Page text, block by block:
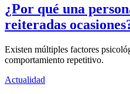
¿Por qué una
reiteradas
Existen múltiples factores
comportamiento repetitivo.
Actualidad